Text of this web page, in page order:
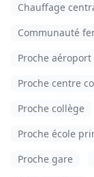
Chauffage
Communauté
Proche aéroport
Proche centre
Proche collège
Proche école
Proche gare